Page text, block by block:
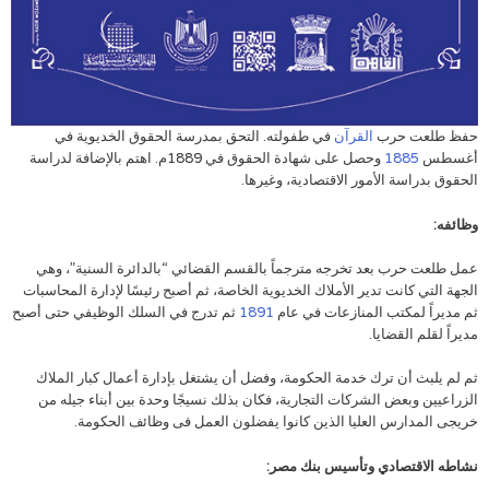
حفظ طلعت حرب القرآن في طفولته. التحق بمدرسة الحقوق الخديوية في
أغسطس 1885
وحصل على شهادة الحقوق في 1889م. اهتم بالإضافة لدراسة
الحقوق بدراسة الأمور الاقتصادية، وغيرها.
وظائفه:
عمل طلعت حرب بعد تخرجه مترجماً بالقسم القضائي “بالدائرة السنية”، وهي
الجهة التي كانت تدير الأملاك الخديوية الخاصة، ثم أصبح رئيسًا لإدارة المحاسبات
ثم مديراً لمكتب المنازعات في عام 1891 ثم تدرج في السلك الوظيفي حتى أصبح
مديراً لقلم القضايا.
ثم لم يلبث أن ترك خدمة الحكومة، وفضل أن يشتغل بإدارة أعمال كبار الملاك
الزراعيين وبعض الشركات التجارية، فكان بذلك نسيجًا وحدة بين أبناء جيله من
خريجى المدارس العليا الذين كانوا يفضلون العمل فى وظائف الحكومة.
نشاطه الاقتصادي وتأسيس بنك مصر: